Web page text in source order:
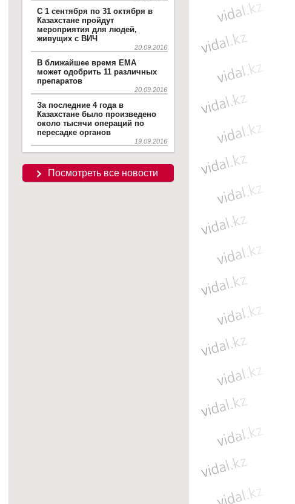
С 1 сентября по 31 октября в
Казахстане пройдут
мероприятия для людей,
живущих с ВИЧ
20.09.2016
В ближайшее время EMA
может одобрить 11 различных
препаратов
20.09.2016
За последние 4 года в
Казахстане было произведено
около тысячи операций по
пересадке органов
19.09.2016
Посмотреть все новости